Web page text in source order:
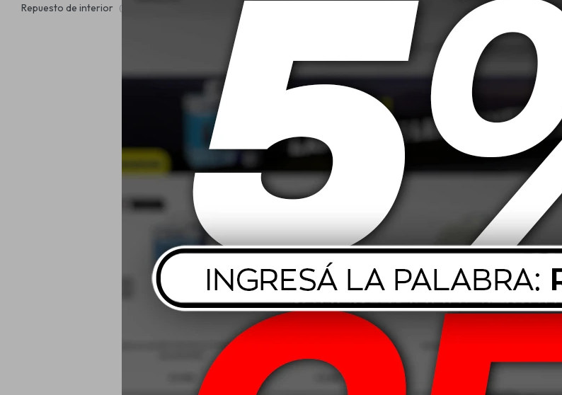
$17.840
Batería Moura 90/100 Amp
60A/H M60AD positivo
derecho
$
Batería Moura 165 Amp
100A/H - ME100HA positivo
$13.160
Batería Moura 70/75 Amp
48A/H - M48FD positivo
6.160
Repuesto de interior (16)